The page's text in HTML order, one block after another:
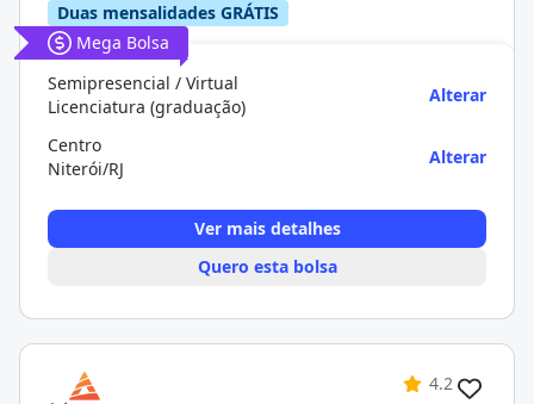
Duas mensalidades GRÁTIS
Mega Bolsa
Semipresencial / Virtual
Licenciatura (graduação)
Alterar
Centro
Niterói/RJ
Alterar
Ver mais detalhes
Quero esta bolsa
4.2